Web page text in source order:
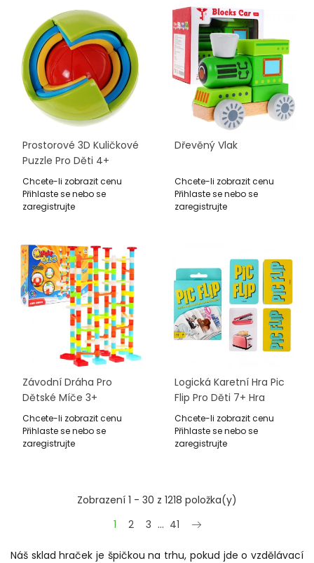
Prostorové 3D Kuličkové
Puzzle Pro Děti 4+
Logická Hra
Chcete-li zobrazit cenu
Přihlaste se nebo se
zaregistrujte
Dřevěný Vlak
Chcete-li zobrazit cenu
Přihlaste se nebo se
zaregistrujte
Závodní Dráha Pro
Dětské Míče 3+
Samostavba +
Vícenásobné Varianty +
176 El.
Chcete-li zobrazit cenu
Přihlaste se nebo se
zaregistrujte
Logická Karetní Hra Pic
Flip Pro Děti 7+ Hra
Asociací + 110 Karet S
Obrázky
Chcete-li zobrazit cenu
Přihlaste se nebo se
zaregistrujte
Zobrazení 1 - 30 z 1218 položka(y)
1
2 3 … 41 Další
Náš sklad hraček je špičkou na trhu, pokud jde o vzdělávací